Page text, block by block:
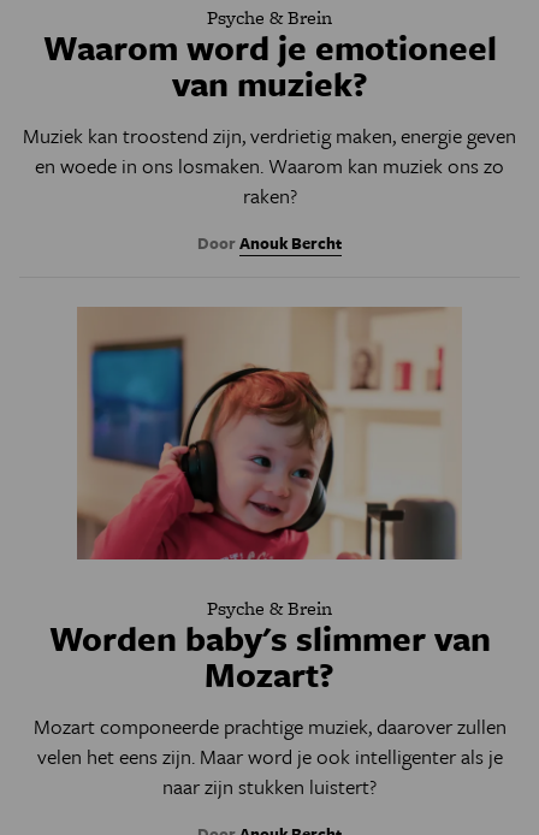
Psyche & Brein
Waarom word je emotioneel
van muziek?
Muziek kan troostend zijn, verdrietig maken, energie geven
en woede in ons losmaken. Waarom kan muziek ons zo
raken?
DoorAnouk Bercht
Psyche & Brein
Worden baby's slimmer van
Mozart?
Mozart componeerde prachtige muziek, daarover zullen
velen het eens zijn. Maar word je ook intelligenter als je
naar zijn stukken luistert?